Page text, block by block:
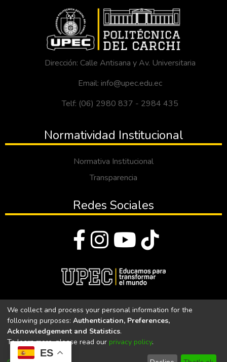
ES
Dirección: Calle Antisana y Av. Universitaria
Email: info@upec.edu.ec
Telf: (06) 2980 837 - 2984 435
Normatividad Institucional
Normativa Institucional
Transparencia
Redes Sociales
Universidad Politécnica Estatal del Carchi
Universidad Politécnica Estatal del Carchi | Acreditada por el
We collect and process your personal information for the
following purposes: Authentication, Preferences,
Acknowledgement and Statistics.
To learn more, please read our privacy policy.